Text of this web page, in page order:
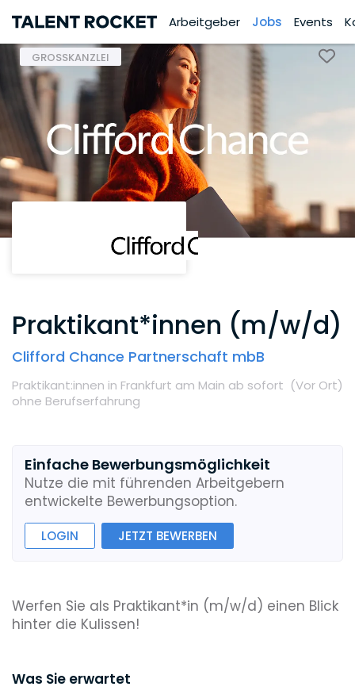
Arbeitgeber Jobs Events
GROSSKANZLEI
Praktikant*innen (m/w/d)
Clifford Chance Partnerschaft mbB
Praktikant:innen in Frankfurt am Main ab sofort (Vor Ort)
ohne Berufserfahrung
Einfache Bewerbungsmöglichkeit
Nutze die mit führenden Arbeitgebern
entwickelte Bewerbungsoption.
LOGIN JETZT BEWERBEN
Werfen Sie als Praktikant*in (m/w/d) einen Blick
hinter die Kulissen!
Was Sie erwartet